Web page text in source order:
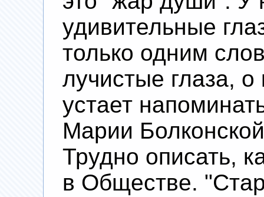
удивительные
только одним
лучистые глаза,
устает
Марии
Трудно описать,
в Обществе.